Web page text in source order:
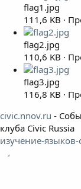
flag1.jpg
111,6 KB ·
flag2.jpg
110,6 KB ·
flag3.jpg
116,8 KB ·
civic.nnov.ru -
клуба Civic Russia
изучение-